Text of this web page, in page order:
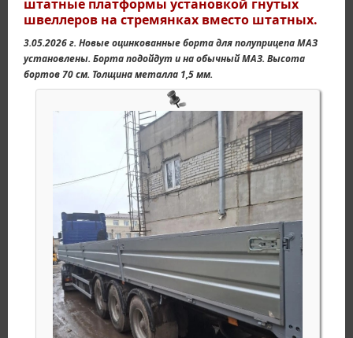
штатные платформы установкой гнутых
швеллеров на стремянках вместо штатных.
3.05.2026 г. Новые оцинкованные борта для полуприцепа МАЗ
установлены. Борта подойдут и на обычный МАЗ. Высота
бортов 70 см. Толщина металла 1,5 мм.